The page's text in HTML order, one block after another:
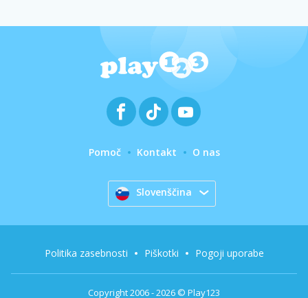
Pomoč Kontakt O nas
Slovenščina
Copyright 2006 - 2026 © Play123
Politika zasebnosti Piškotki Pogoji uporabe